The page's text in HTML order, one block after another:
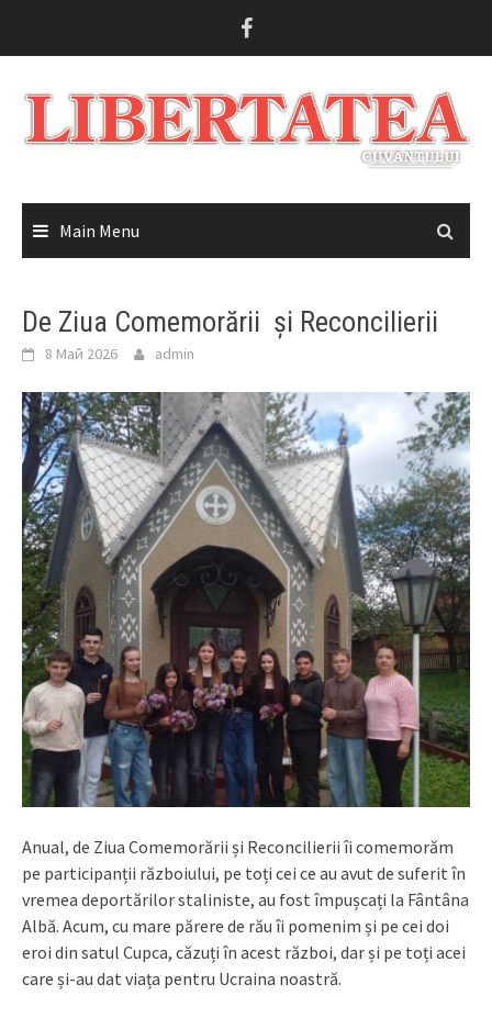
Main Menu
De Ziua Comemorării și Reconcilierii
8 Май 2026 admin
Anual, de Ziua Comemorării și Reconcilierii îi comemorăm
pe participanții războiului, pe toți cei ce au avut de suferit în
vremea deportărilor staliniste, au fost împușcați la Fântâna
Albă. Acum, cu mare părere de rău îi pomenim și pe cei doi
eroi din satul Cupca, căzuți în acest război, dar și pe toți acei
care și-au dat viața pentru Ucraina noastră.